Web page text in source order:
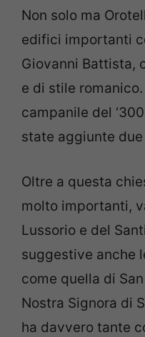
Non solo ma
edifici importanti
Giovanni Battista,
e di stile romanico.
campanile del
state aggiunte
Oltre a questa
molto importanti,
Lussorio e del
suggestive anche
come quella di
Nostra Signora di
ha davvero tante